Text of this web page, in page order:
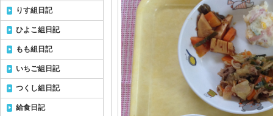
りす組日記
ひよこ組日記
もも組日記
いちご組日記
つくし組日記
給食日記